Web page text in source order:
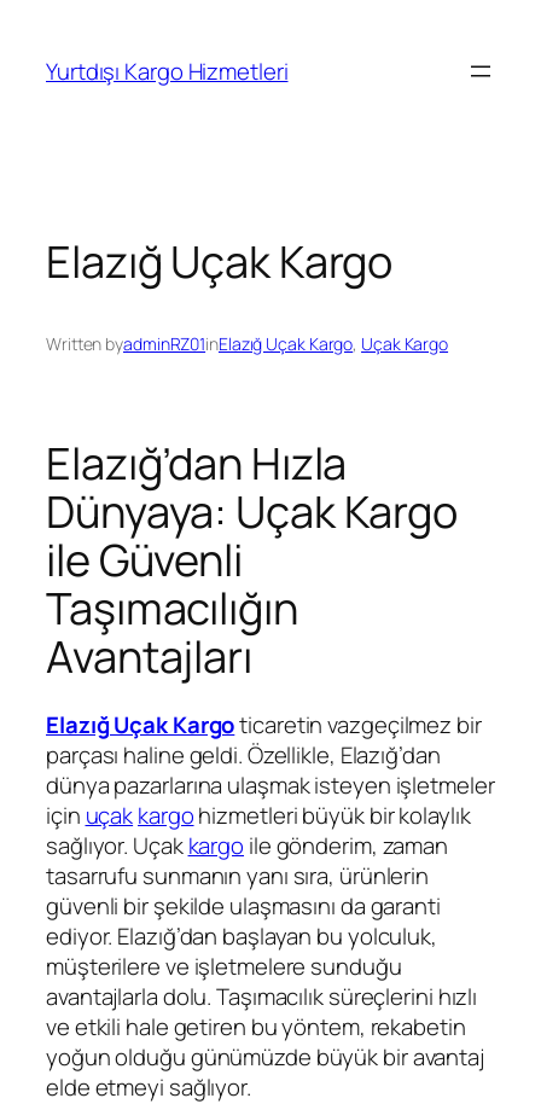
Yurtdışı Kargo Hizmetleri
Elazığ Uçak Kargo
Written byadminRZ01inElazığ Uçak Kargo, Uçak Kargo
Elazığ’dan Hızla
Dünyaya: Uçak Kargo
ile Güvenli
Taşımacılığın
Avantajları
Elazığ Uçak Kargoticaretin vazgeçilmez bir
parçası haline geldi. Özellikle, Elazığ’dan
dünya pazarlarına ulaşmak isteyen işletmeler
için uçakkargohizmetleri büyük bir kolaylık
sağlıyor. Uçakkargo ile gönderim, zaman
tasarrufu sunmanın yanı sıra, ürünlerin
güvenli bir şekilde ulaşmasını da garanti
ediyor. Elazığ’dan başlayan bu yolculuk,
müşterilere ve işletmelere sunduğu
avantajlarla dolu. Taşımacılık süreçlerini hızlı
ve etkili hale getiren bu yöntem, rekabetin
yoğun olduğu günümüzde büyük bir avantaj
elde etmeyi sağlıyor.